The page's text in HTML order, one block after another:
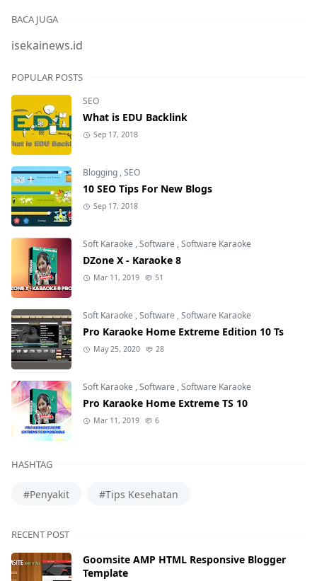
BACA JUGA
isekainews.id
POPULAR POSTS
SEO
What is EDU Backlink
Sep 17, 2018
Blogging,SEO
10 SEO Tips For New Blogs
Sep 17, 2018
Soft Karaoke ,Software ,Software Karaoke
DZone X - Karaoke 8
Mar 11, 2019 51
Soft Karaoke ,Software ,Software Karaoke
Pro Karaoke Home Extreme Edition 10 Ts
May 25, 2020 28
Soft Karaoke ,Software ,Software Karaoke
Pro Karaoke Home Extreme TS 10
Mar 11, 2019 6
HASHTAG
#Penyakit #Tips Kesehatan
RECENT POST
Goomsite AMP HTML Responsive Blogger
Template